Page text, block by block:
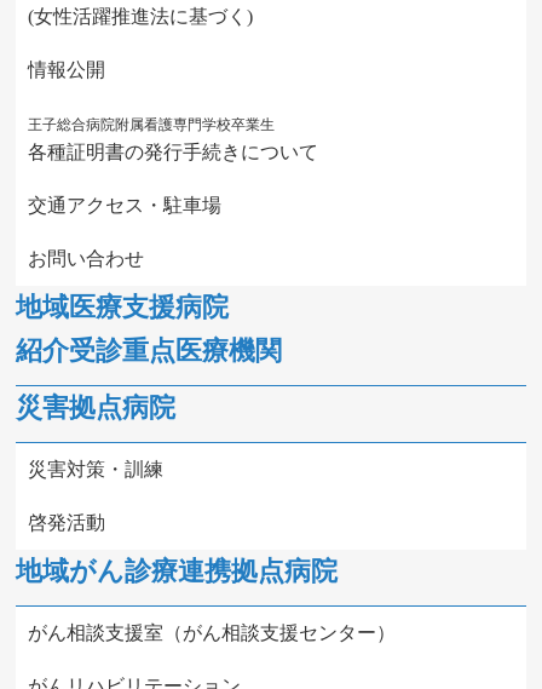
(女性活躍推進法に基づく)
情報公開
王子総合病院附属看護専門学校卒業生
各種証明書の発行手続きについて
交通アクセス・駐車場
お問い合わせ
地域医療支援病院
紹介受診重点医療機関
災害拠点病院
災害対策・訓練
啓発活動
地域がん診療連携拠点病院
がん相談支援室（がん相談支援センター）